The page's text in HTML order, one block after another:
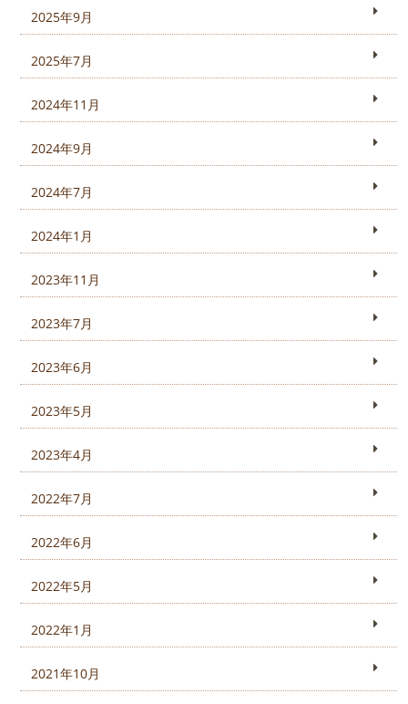
2025年9月
2025年7月
2024年11月
2024年9月
2024年7月
2024年1月
2023年11月
2023年7月
2023年6月
2023年5月
2023年4月
2022年7月
2022年6月
2022年5月
2022年1月
2021年10月